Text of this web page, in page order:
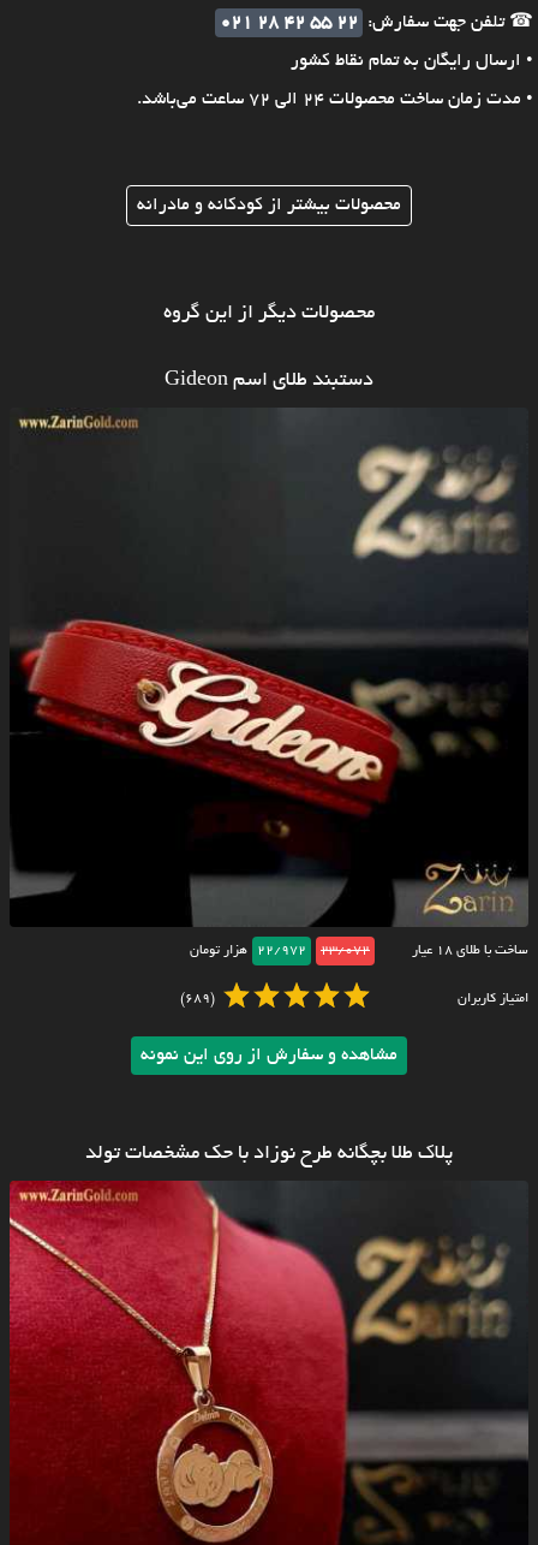
☎ تلفن جهت سفارش:
021 28 42 55 22
• ارسال رایگان به تمام نقاط کشور
• مدت زمان ساخت محصولات 24 الی 72 ساعت می‌باشد.
محصولات بیشتر از کودکانه و مادرانه
محصولات دیگر از این گروه
دستبند طلای اسم Gideon
ساخت با طلای ۱۸ عیار 23/072
22/972 هزار تومان
امتیاز کاربران (689)
مشاهده و سفارش از روی این نمونه
پلاک طلا بچگانه طرح نوزاد با حک مشخصات تولد